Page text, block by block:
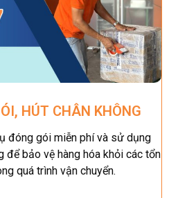
HÚT CHÂN KHÔNG
đóng gói miễn phí và sử dụng
để bảo vệ hàng hóa khỏi các tổn
quá trình vận chuyển.